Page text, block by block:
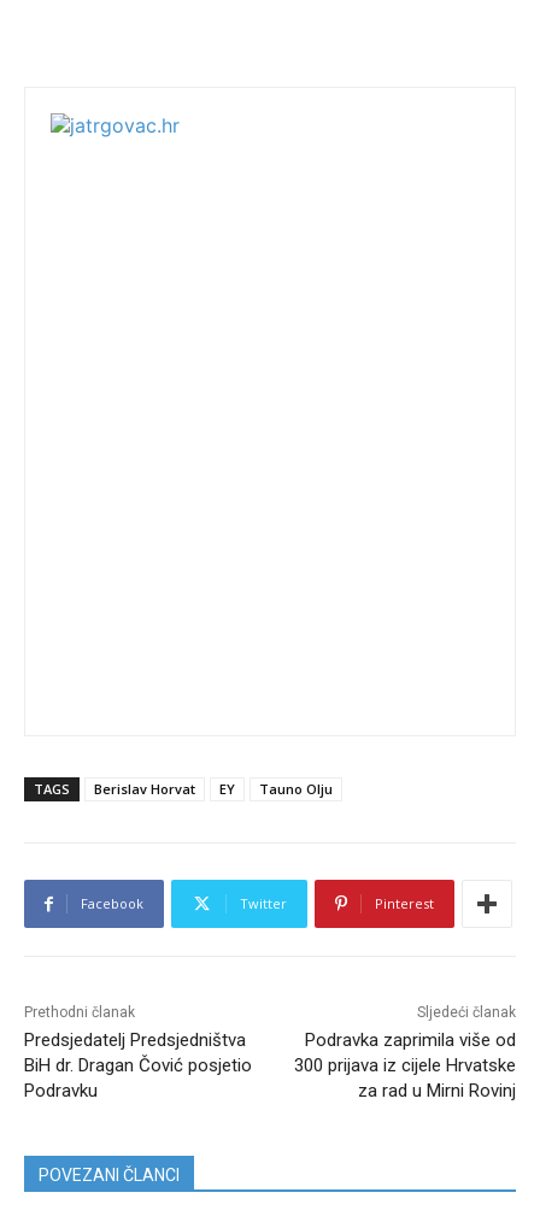
TAGS Berislav Horvat EY Tauno Olju
Facebook Twitter Pinterest
Prethodni članak
Predsjedatelj Predsjedništva
BiH dr. Dragan Čović posjetio
Podravku
Sljedeći članak
Podravka zaprimila više od
300 prijava iz cijele Hrvatske
za rad u Mirni Rovinj
POVEZANI ČLANCI